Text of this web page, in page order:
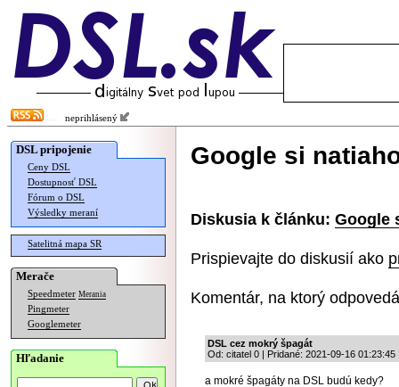
neprihlásený
DSL pripojenie
Ceny DSL
Dostupnosť DSL
Fórum o DSL
Výsledky meraní
Satelitná mapa SR
Merače
Speedmeter Merania
Pingmeter
Googlemeter
Hľadanie
Google si
Diskusia k článku: Google
Prispievajte do diskusií ako
Komentár, na ktorý
DSL cez mokrý špagát
Od: citatel 0 | Pridané: 2021-09-16 01:23:45
a mokré špagáty na DSL budú kedy?